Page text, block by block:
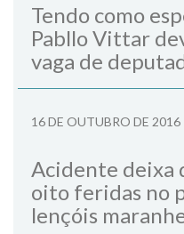
Tendo como
Pabllo Vittar
vaga de
16 DE OUTUBRO DE 2016
Acidente deixa
oito feridas no
lençóis